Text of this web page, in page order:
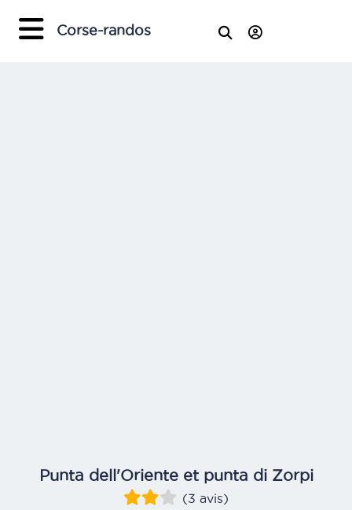
Corse-randos
Punta dell'Oriente et punta di Zorpi
(3 avis)